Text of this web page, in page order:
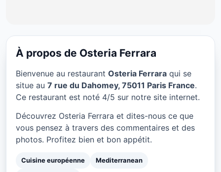
Osteria Ferrara à Paris
★ 4/5
À propos de Osteria Ferrara
Bienvenue au restaurant Osteria Ferrara qui se
situe au 7 rue du Dahomey, 75011 Paris France.
Ce restaurant est noté 4/5 sur notre site internet.
Découvrez Osteria Ferrara et dites-nous ce que
vous pensez à travers des commentaires et des
photos. Profitez bien et bon appétit.
Cuisine européenne Mediterranean